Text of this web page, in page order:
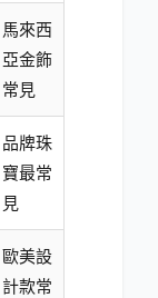
馬來西
亞金飾
常見
品牌珠
寶最常
見
歐美設
計款常